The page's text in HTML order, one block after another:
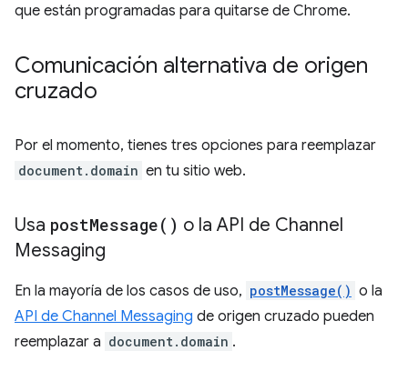
que están programadas para quitarse de Chrome.
Comunicación alternativa de origen
cruzado
Por el momento, tienes tres opciones para reemplazar
document.domain en tu sitio web.
Usa postMessage( ) o la API de Channel
Messaging
En la mayoría de los casos de uso, postMessage() o la
API de Channel Messaging de origen cruzado pueden
reemplazar a document.domain .